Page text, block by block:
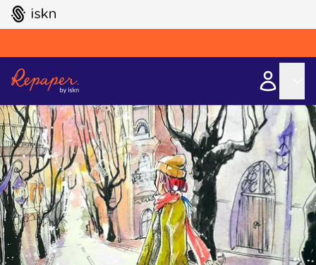
GO TO ISKN HOME